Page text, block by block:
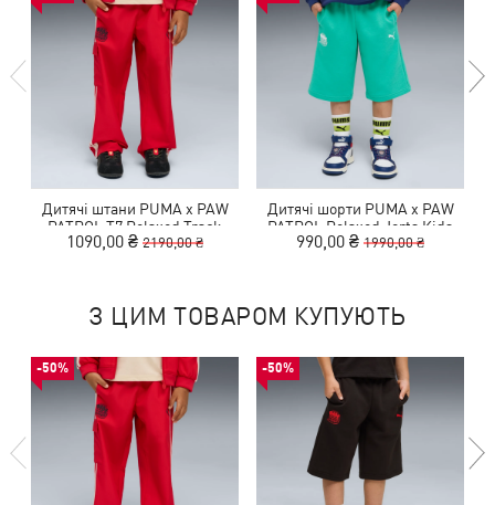
Дитячі штани PUMA x PAW
PATROL T7 Relaxed Track
Pants Kids
1090,00 ₴ 2190,00 ₴
Дитячі шорти PUMA x PAW
PATROL Relaxed Jorts Kids
990,00 ₴ 1990,00 ₴
З ЦИМ ТОВАРОМ КУПУЮТЬ
-50% -50%